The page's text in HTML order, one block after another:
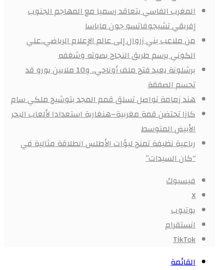
المغرب الفاسي يتعاقد رسميا مع المهاجم الجنوب
إفريقي تشيجوفاتسو جون ماباسا
من ملاعب بني زروال إلى عالم الإعلام الرياضي..علي
الكوني يرسم طريق النجاح بصوته وشغفه
برشلونة يعيد فتح ملف أوناحي.. و10 ملايين يورو قد
تحسم الصفقة
هند زمامة تواصل تسلق قمم المجد بتوشيح ملكي سام
كازا تحتضن قمة مغربية–هنغارية استعدادا لألعاب البحر
الأبيض المتوسط
رباعية نظيفة تمنح لبؤات الأطلس انطلاقة مثالية في
“كان السيدات”
فيسبوك
X
يوتيوب
انستقرام
‫TikTok
القائمة